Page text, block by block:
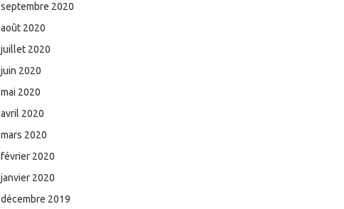
septembre 2020
août 2020
juillet 2020
juin 2020
mai 2020
avril 2020
mars 2020
février 2020
janvier 2020
décembre 2019